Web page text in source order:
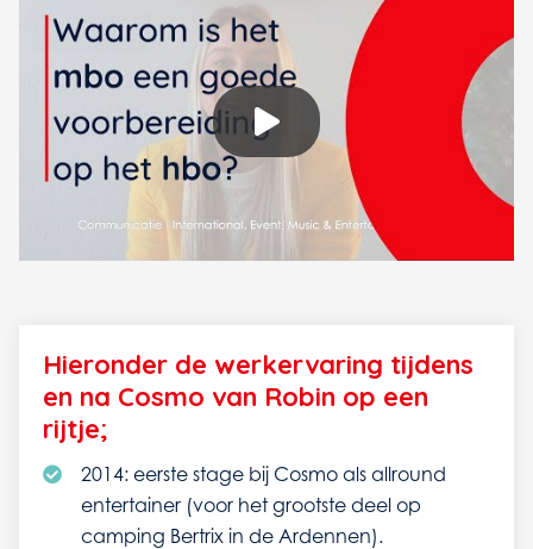
Hieronder de werkervaring tijdens
en na Cosmo van Robin op een
rijtje;
2014: eerste stage bij Cosmo als allround
entertainer (voor het grootste deel op
camping Bertrix in de Ardennen).